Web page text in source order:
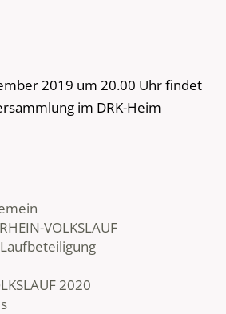
2019 um 20.00 Uhr findet
im DRK-Heim
VOLKSLAUF
2020